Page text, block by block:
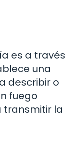
es a través
una
describir o
fuego
transmitir la